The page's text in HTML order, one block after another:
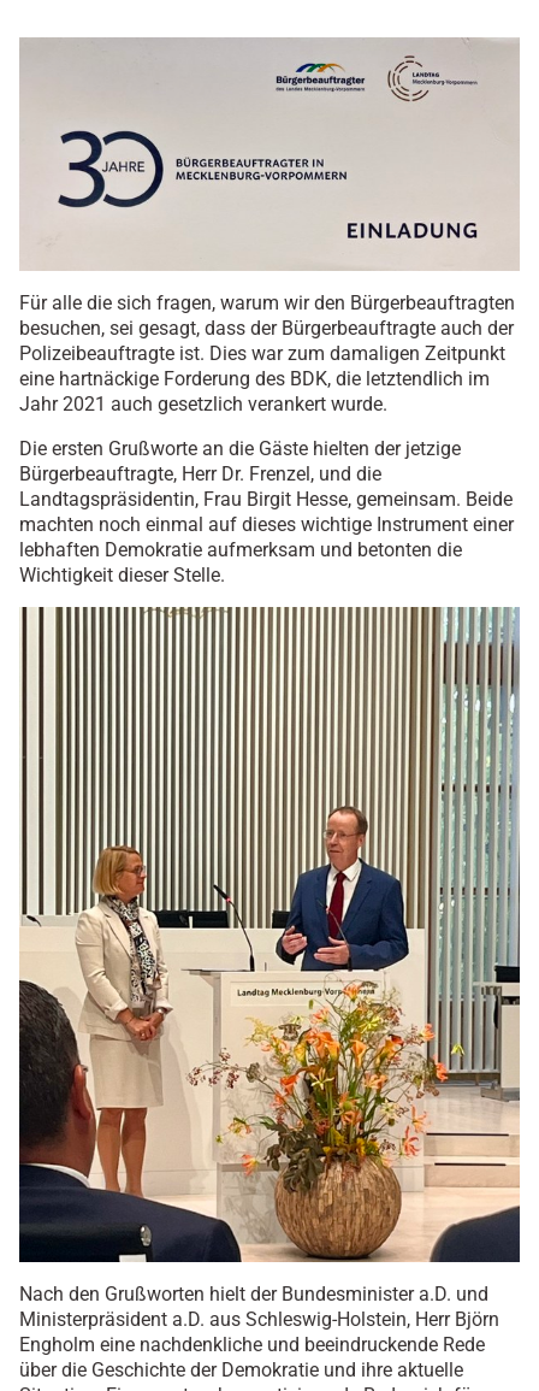
Für alle die sich fragen, warum wir den Bürgerbeauftragten
besuchen, sei gesagt, dass der Bürgerbeauftragte auch der
Polizeibeauftragte ist. Dies war zum damaligen Zeitpunkt
eine hartnäckige Forderung des BDK, die letztendlich im
Jahr 2021 auch gesetzlich verankert wurde.
Die ersten Grußworte an die Gäste hielten der jetzige
Bürgerbeauftragte, Herr Dr. Frenzel, und die
Landtagspräsidentin, Frau Birgit Hesse, gemeinsam. Beide
machten noch einmal auf dieses wichtige Instrument einer
lebhaften Demokratie aufmerksam und betonten die
Wichtigkeit dieser Stelle.
Nach den Grußworten hielt der Bundesminister a.D. und
Ministerpräsident a.D. aus Schleswig-Holstein, Herr Björn
Engholm eine nachdenkliche und beeindruckende Rede
über die Geschichte der Demokratie und ihre aktuelle